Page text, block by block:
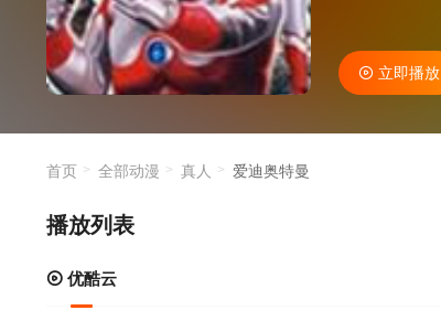
立即播放
首页 全部动漫 真人 爱迪奥特曼
播放列表
优酷云